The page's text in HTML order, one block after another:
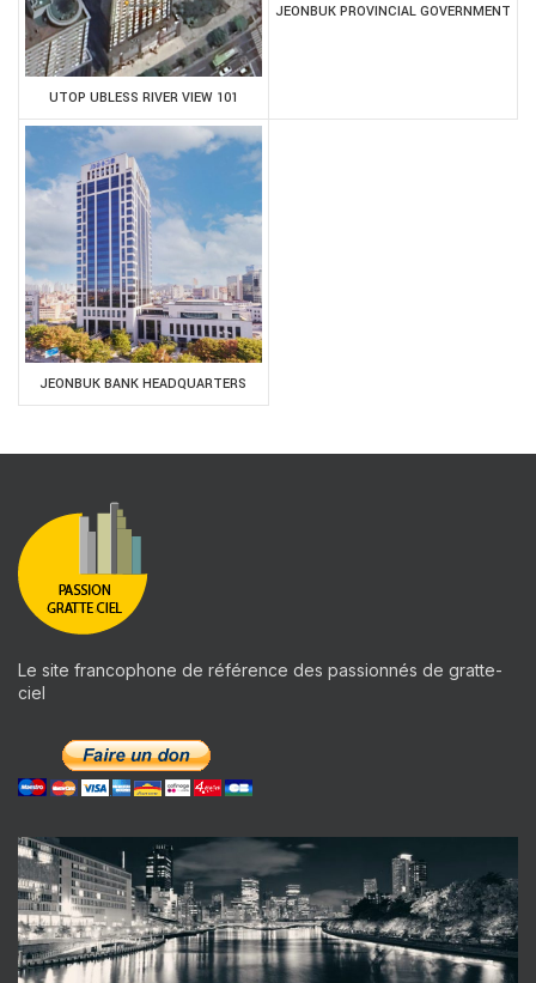
UTOP UBLESS RIVER VIEW 101
JEONBUK PROVINCIAL GOVERNMENT
JEONBUK BANK HEADQUARTERS
Le site francophone de référence des passionnés de gratte-
ciel